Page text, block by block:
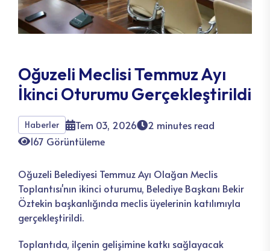
Oğuzeli Meclisi Temmuz Ayı
İkinci Oturumu Gerçekleştirildi
Haberler Tem 03, 2026
2 minutes read
167 Görüntüleme
Oğuzeli Belediyesi Temmuz Ayı Olağan Meclis
Toplantısı'nın ikinci oturumu, Belediye Başkanı Bekir
Öztekin başkanlığında meclis üyelerinin katılımıyla
gerçekleştirildi.
Toplantıda, ilçenin gelişimine katkı sağlayacak